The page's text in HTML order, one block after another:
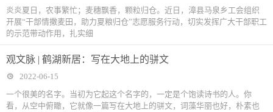
炎炎夏日，农事繁忙；麦穗飘香，颗粒归仓。近日，漳县马泉乡工会组织
开展“干部情撒麦田，助力夏粮归仓”志愿服务行动，切实发挥广大干部职工
的示范带动作用，扎实细
观文脉 | 鹤湖新居：写在大地上的骈文
2022-06-15
一个很美的名字。当初为它起这个名字的，一定是个饱读诗书的人。你
看，从空中俯瞰，它就像一篇写在大地上的骈文，词藻华丽也好，朴素也